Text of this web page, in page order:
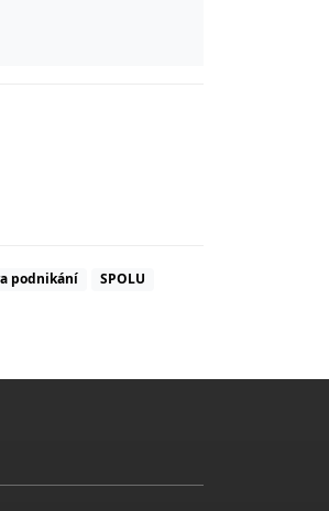
podnikání
SPOLU